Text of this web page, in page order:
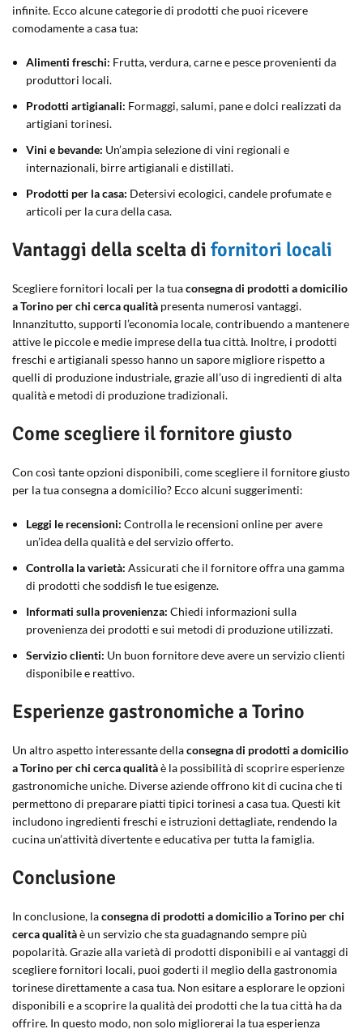
infinite. Ecco alcune categorie di prodotti che puoi ricevere
comodamente a casa tua:
Alimenti freschi: Frutta, verdura, carne e pesce provenienti da
produttori locali.
Prodotti artigianali: Formaggi, salumi, pane e dolci realizzati da
artigiani torinesi.
Vini e bevande: Un’ampia selezione di vini regionali e
internazionali, birre artigianali e distillati.
Prodotti per la casa: Detersivi ecologici, candele profumate e
articoli per la cura della casa.
Vantaggi della scelta di fornitori locali
Scegliere fornitori locali per la tuaconsegna di prodotti a domicilio
a Torino per chi cerca qualità presenta numerosi vantaggi.
Innanzitutto, supporti l’economia locale, contribuendo a mantenere
attive le piccole e medie imprese della tua città. Inoltre, i prodotti
freschi e artigianali spesso hanno un sapore migliore rispetto a
quelli di produzione industriale, grazie all’uso di ingredienti di alta
qualità e metodi di produzione tradizionali.
Come scegliere il fornitore giusto
Con così tante opzioni disponibili, come scegliere il fornitore giusto
per la tua consegna a domicilio? Ecco alcuni suggerimenti:
Leggi le recensioni: Controlla le recensioni online per avere
un’idea della qualità e del servizio offerto.
Controlla la varietà: Assicurati che il fornitore offra una gamma
di prodotti che soddisfi le tue esigenze.
Informati sulla provenienza: Chiedi informazioni sulla
provenienza dei prodotti e sui metodi di produzione utilizzati.
Servizio clienti: Un buon fornitore deve avere un servizio clienti
disponibile e reattivo.
Esperienze gastronomiche a Torino
Un altro aspetto interessante dellaconsegna di prodotti a domicilio
a Torino per chi cerca qualitàè la possibilità di scoprire esperienze
gastronomiche uniche. Diverse aziende offrono kit di cucina che ti
permettono di preparare piatti tipici torinesi a casa tua. Questi kit
includono ingredienti freschi e istruzioni dettagliate, rendendo la
cucina un’attività divertente e educativa per tutta la famiglia.
Conclusione
In conclusione, laconsegna di prodotti a domicilio a Torino per chi
cerca qualitàè un servizio che sta guadagnando sempre più
popolarità. Grazie alla varietà di prodotti disponibili e ai vantaggi di
scegliere fornitori locali, puoi goderti il meglio della gastronomia
torinese direttamente a casa tua. Non esitare a esplorare le opzioni
disponibili e a scoprire la qualità dei prodotti che la tua città ha da
offrire. In questo modo, non solo migliorerai la tua esperienza